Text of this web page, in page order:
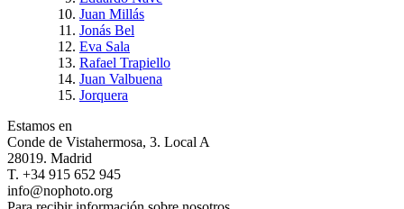
Juan Millás
Jonás Bel
Eva Sala
Rafael Trapiello
Juan Valbuena
Jorquera
Estamos en
Conde de Vistahermosa, 3. Local A
28019. Madrid
T. +34 915 652 945
info@nophoto.org